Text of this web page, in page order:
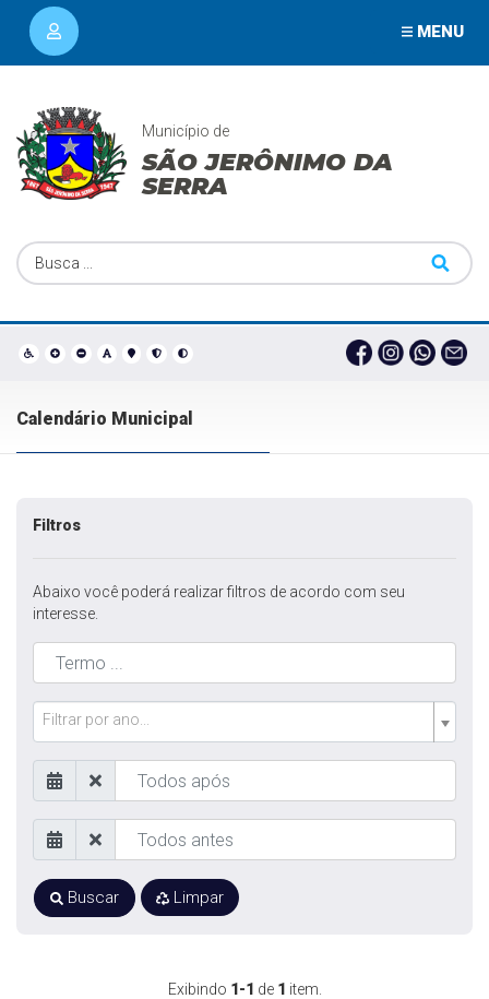
MENU
Município de
SÃO JERÔNIMO DA
SERRA
Calendário Municipal
Exibindo 1-1 de 1 item.
Filtros
Abaixo você poderá realizar filtros de acordo com seu
interesse.
Filtrar por ano...
Buscar Limpar